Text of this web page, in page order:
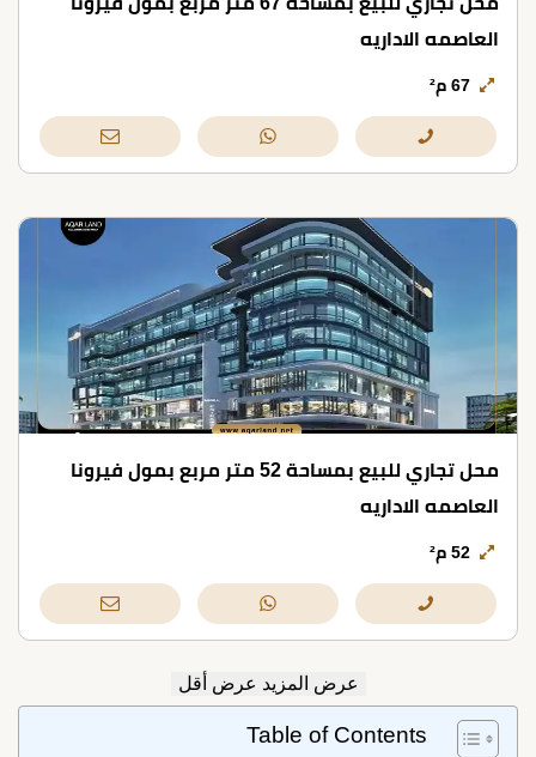
العاصمه الاداريه
67 م²
محل تجاري للبيع بمساحة 52 متر مربع بمول فيرونا
العاصمه الاداريه
52 م²
عرض المزيد عرض أقل
Table of Contents